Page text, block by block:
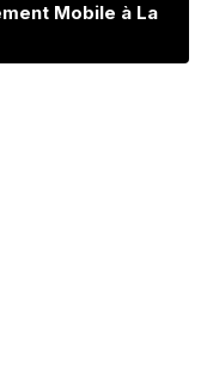
Mobile à La